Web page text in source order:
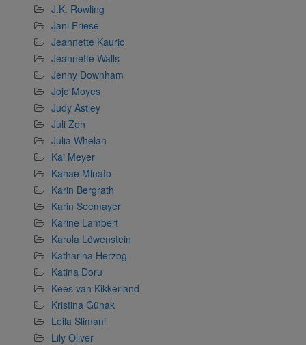
J.K. Rowling
Jani Friese
Jeannette Kauric
Jeannette Walls
Jenny Downham
Jojo Moyes
Judy Astley
Juli Zeh
Julia Whelan
Kai Meyer
Kanae Minato
Karin Bergrath
Karin Seemayer
Karine Lambert
Karola Löwenstein
Katharina Herzog
Katina Doru
Kees van Kikkerland
Kristina Günak
Leila Slimani
Lily Oliver